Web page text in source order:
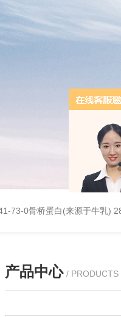
73-0骨桥蛋白(来源于牛乳)
产品中心 / PRODUCTS